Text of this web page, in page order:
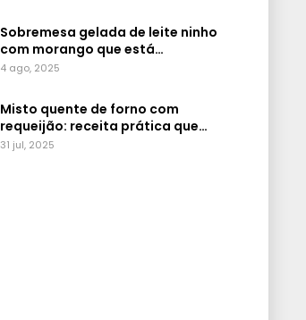
Sobremesa gelada de leite ninho
com morango que está…
4 ago, 2025
Misto quente de forno com
requeijão: receita prática que…
31 jul, 2025